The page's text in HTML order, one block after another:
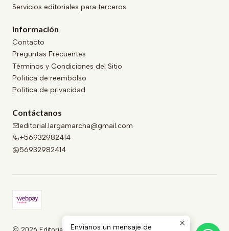
Servicios editoriales para terceros
Información
Contacto
Preguntas Frecuentes
Términos y Condiciones del Sitio
Política de reembolso
Política de privacidad
Contáctanos
editorial.largamarcha@gmail.com
+56932982414
56932982414
Envíanos un mensaje de